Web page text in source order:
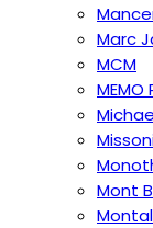
Marc
MCM
MEMO
Mont